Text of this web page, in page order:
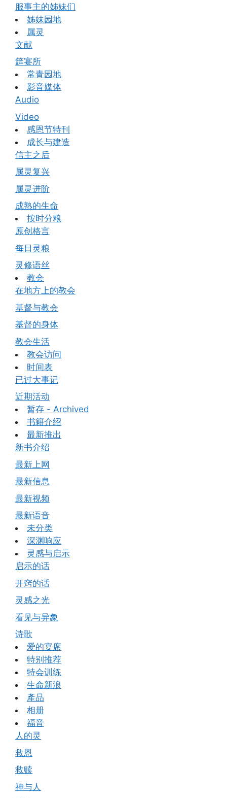
服事主的姊妹们
姊妹园地
属灵
文献
筵宴所
常青园地
影音媒体
Audio
Video
感恩节特刊
成长与建造
信主之后
属灵复兴
属灵进阶
成熟的生命
按时分粮
原创格言
每日灵粮
灵修语丝
教会
在地方上的教会
基督与教会
基督的身体
教会生活
教会访问
时间表
已过大事记
近期活动
暂存 - Archived
书籍介绍
最新推出
新书介绍
最新上网
最新信息
最新视频
最新语音
未分类
深渊响应
灵感与启示
启示的话
开窍的话
灵感之光
看见与异象
诗歌
爱的宴席
特别推荐
特会训练
生命新浪
產品
相册
福音
人的灵
救恩
救赎
神与人